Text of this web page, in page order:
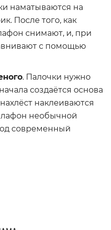
наматываются на
После того, как
снимают, и, при
с помощью
. Палочки нужно
создаётся основа
наклеиваются
необычной
современный